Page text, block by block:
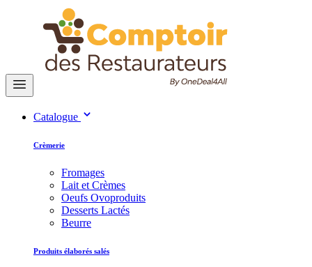
Catalogue
Crèmerie
Fromages
Lait et Crèmes
Oeufs Ovoproduits
Desserts Lactés
Beurre
Produits élaborés salés